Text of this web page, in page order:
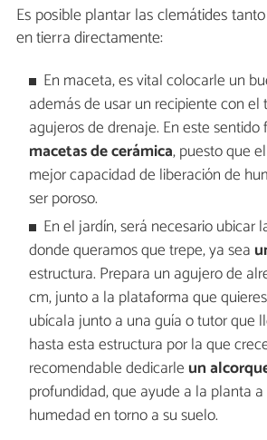
Es posible plantar las clemátides
en tierra directamente:
En maceta, es vital colocarle un
además de usar un recipiente con
agujeros de drenaje. En este
macetas de cerámica, puesto que
mejor capacidad de liberación de
ser poroso.
En el jardín, será necesario ubicar
donde queramos que trepe, ya sea
estructura. Prepara un agujero de
cm, junto a la plataforma que
ubícala junto a una guía o tutor que
hasta esta estructura por la que
recomendable dedicarle un
profundidad, que ayude a la planta
humedad en torno a su suelo.